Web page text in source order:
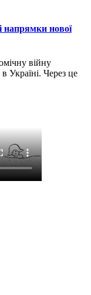
напрямки нової
війну
Україні. Через це